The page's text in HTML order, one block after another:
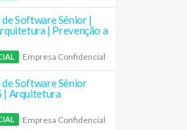
Software Sênior |
| Prevenção a
Empresa Confidencial
de Software Sênior
| Arquitetura
Empresa Confidencial